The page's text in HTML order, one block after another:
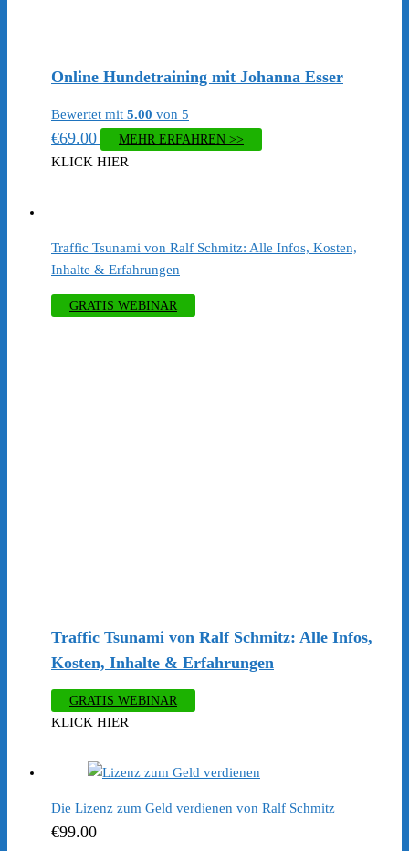
Online Hundetraining mit Johanna Esser
Bewertet mit 5.00 von 5
€69.00 MEHR ERFAHREN >>
KLICK HIER
Traffic Tsunami von Ralf Schmitz: Alle Infos, Kosten,
Inhalte & Erfahrungen
GRATIS WEBINAR
Traffic Tsunami von Ralf Schmitz: Alle Infos,
Kosten, Inhalte & Erfahrungen
GRATIS WEBINAR
KLICK HIER
Die Lizenz zum Geld verdienen von Ralf Schmitz
€99.00